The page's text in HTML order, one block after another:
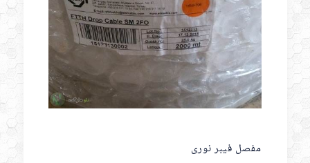
مفصل فیبر نوری